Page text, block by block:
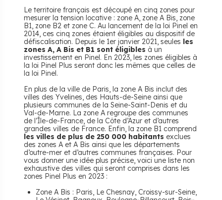
Le territoire français est découpé en cinq zones pour
mesurer la tension locative : zone A, zone A Bis, zone
B1, zone B2 et zone C. Au lancement de la loi Pinel en
2014, ces cinq zones étaient éligibles au dispositif de
défiscalisation. Depuis le 1er janvier 2021, seules les
zones A, A Bis et B1 sont éligibles à un
investissement en Pinel. En 2023, les zones éligibles à
la loi Pinel Plus seront donc les mêmes que celles de
la loi Pinel.
En plus de la ville de Paris, la zone A Bis inclut des
villes des Yvelines, des Hauts-de-Seine ainsi que
plusieurs communes de la Seine-Saint-Denis et du
Val-de-Marne. La zone A regroupe des communes
de l’Île-de-France, de la Côte d’Azur et d’autres
grandes villes de France. Enfin, la zone B1 comprend
les villes de plus de 250 000 habitants exclues
des zones A et A Bis ainsi que les départements
d’outre-mer et d’autres communes françaises. Pour
vous donner une idée plus précise, voici une liste non
exhaustive des villes qui seront comprises dans les
zones Pinel Plus en 2023 :
Zone A Bis : Paris, Le Chesnay, Croissy-sur-Seine,